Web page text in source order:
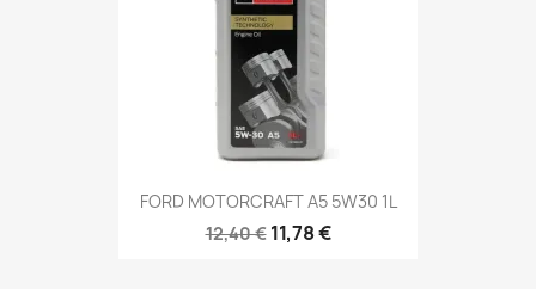
FORD MOTORCRAFT A5 5W30 1L
12,40 € 11,78 €